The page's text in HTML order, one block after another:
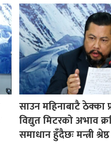
साउन महिनाबाटै ठेक्का
विद्युत मिटरको अभाव
समाधान हुँदैछः मन्त्री श्रेष्ठ